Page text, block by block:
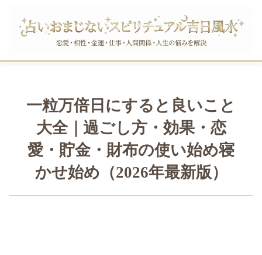
一粒万倍日にすると良いこと
大全｜過ごし方・効果・恋
愛・貯金・財布の使い始め寝
かせ始め（2026年最新版）